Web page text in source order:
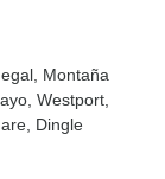
, Montaña
, Westport
, Dingle